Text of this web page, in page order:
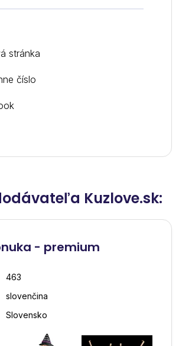
stránka
číslo
Kuzlove.sk:
- premium
463
slovenčina
Slovensko